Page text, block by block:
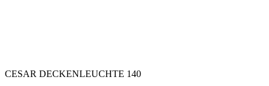
CESAR DECKENLEUCHTE 140